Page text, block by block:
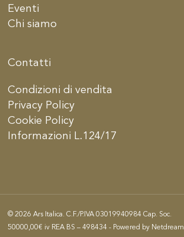
Eventi
Chi siamo
Contatti
Condizioni di vendita
Privacy Policy
Cookie Policy
Informazioni L.124/17
© 2026 Ars Italica. C.F./P.IVA 03019940984 Cap. Soc.
50000,00€ iv REA BS – 498434 - Powered by Netdream